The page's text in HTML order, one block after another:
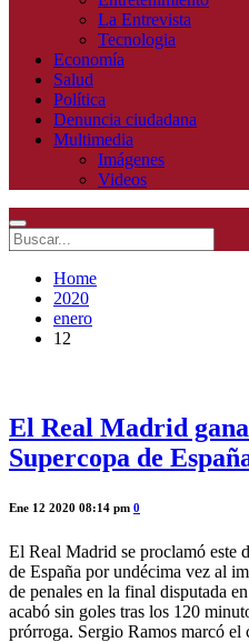
La Entrevista
Tecnologia
Economía
Salud
Política
Denuncia ciudadana
Multimedia
Imágenes
Videos
Home
2020
enero
12
El Real Madrid
Supercopa de
Ene 12 2020 08:14 pm 0
El Real Madrid se proclamó este
de España por undécima vez al
de penales en la final disputada
acabó sin goles tras los 120
prórroga. Sergio Ramos marcó el